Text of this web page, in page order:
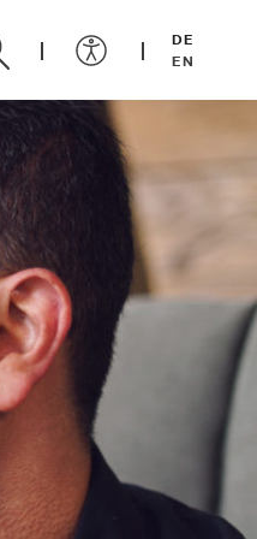
DE
EN